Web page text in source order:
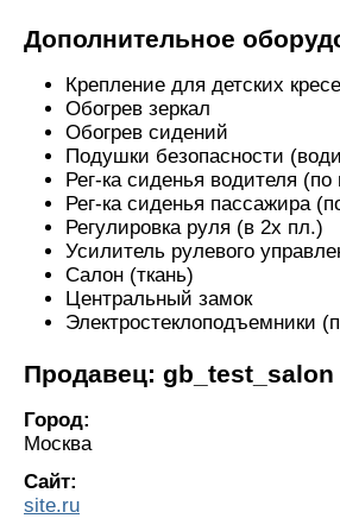
Дополнительное
Крепление для детских
Обогрев зеркал
Обогрев сидений
Подушки безопасности
Рег-ка сиденья водителя (по
Рег-ка сиденья пассажира
Регулировка руля (в 2х пл.)
Усилитель рулевого
Салон (ткань)
Центральный замок
Электростеклоподъемники
Продавец: gb_test_salon
Город:
Москва
Сайт:
site.ru